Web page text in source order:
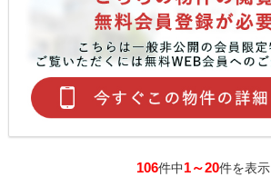
106件中1～20件を表示